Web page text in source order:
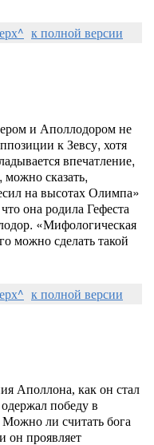
к полной версии
и Аполлодором не
к Зевсу, хотя
впечатление,
сказать,
на высотах Олимпа»
она родила Гефеста
«Мифологическая
можно сделать такой
к полной версии
Аполлона, как он стал
победу в
ли считать бога
он проявляет